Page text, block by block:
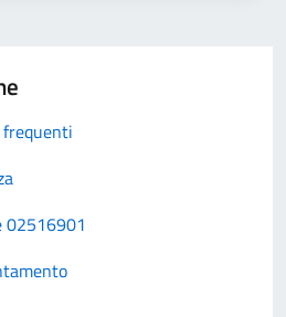
frequenti
02516901